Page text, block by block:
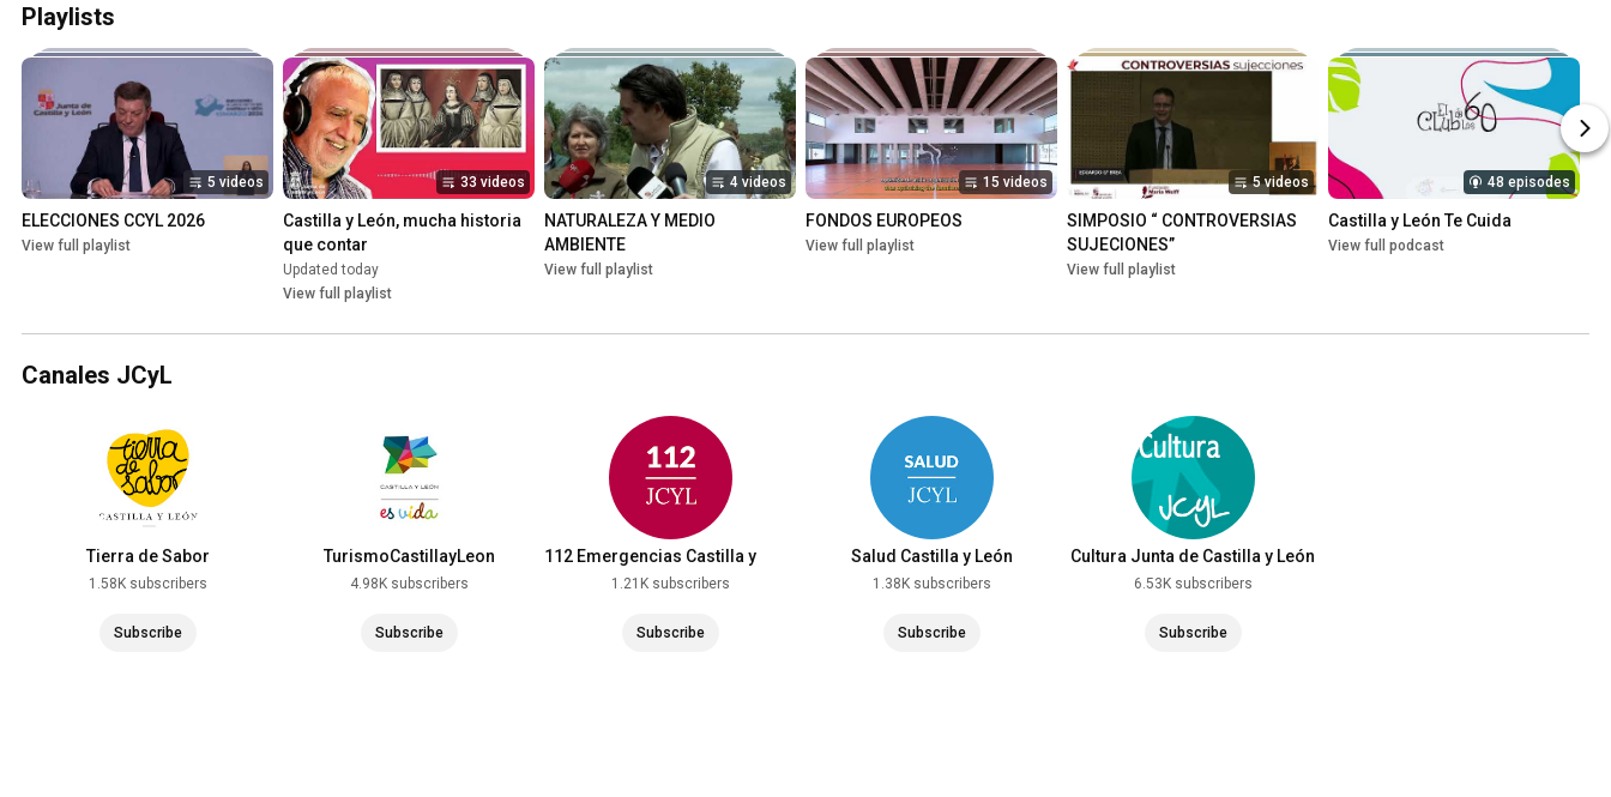
Playlists
5 videos
ELECCIONES CCYL 2026
View full playlist
33 videos
Castilla y León, mucha historia
que contar
Updated today
View full playlist
4 videos
NATURALEZA Y MEDIO
AMBIENTE
View full playlist
15 videos
FONDOS EUROPEOS
View full playlist
5 videos
SIMPOSIO “ CONTROVERSIAS
SUJECIONES”
View full playlist
48 episodes
Castilla y León Te Cuida
View full podcast
Canales JCyL
Tierra de Sabor
1.58K subscribers
Subscribe
TurismoCastillayLeon
4.98K subscribers
Subscribe
112 Emergencias Castilla y
1.21K subscribers
Subscribe
Salud Castilla y León
1.38K subscribers
Subscribe
Cultura Junta de Castilla y León
6.53K subscribers
Subscribe